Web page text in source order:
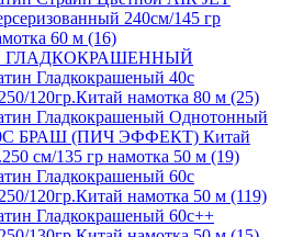
240см/145 гр
60 м (16)
ГЛАДКОКРАШЕННЫЙ
Гладкокрашеный 40с
120гр.Китай намотка 80 м (25)
Гладкокрашеный Однотонный
БРАШ (ПИЧ ЭФФЕКТ) Китай
см/135 гр намотка 50 м (19)
Гладкокрашеный 60с
120гр.Китай намотка 50 м (119)
Гладкокрашеный 60с++